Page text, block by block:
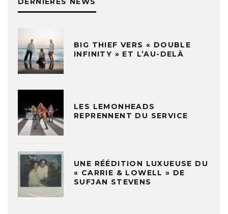
BIG THIEF VERS « DOUBLE
INFINITY » ET L’AU-DELÀ
LES LEMONHEADS
REPRENNENT DU SERVICE
UNE RÉÉDITION LUXUEUSE DU
« CARRIE & LOWELL » DE
SUFJAN STEVENS